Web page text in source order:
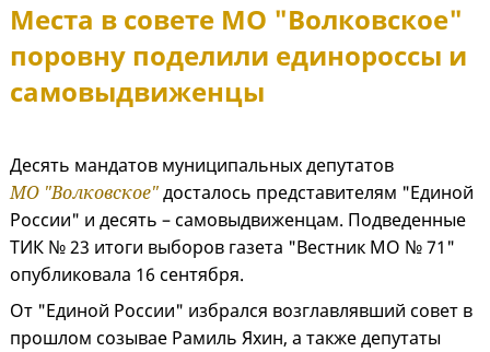
Места в совете МО "Волковское"
поровну поделили единороссы и
самовыдвиженцы
Десять мандатов муниципальных депутатов
МО "Волковское"досталось представителям "Единой
России" и десять – самовыдвиженцам. Подведенные
ТИК № 23 итоги выборов газета "Вестник МО № 71"
опубликовала 16 сентября.
От "Единой России" избрался возглавлявший совет в
прошлом созывае Рамиль Яхин, а также депутаты